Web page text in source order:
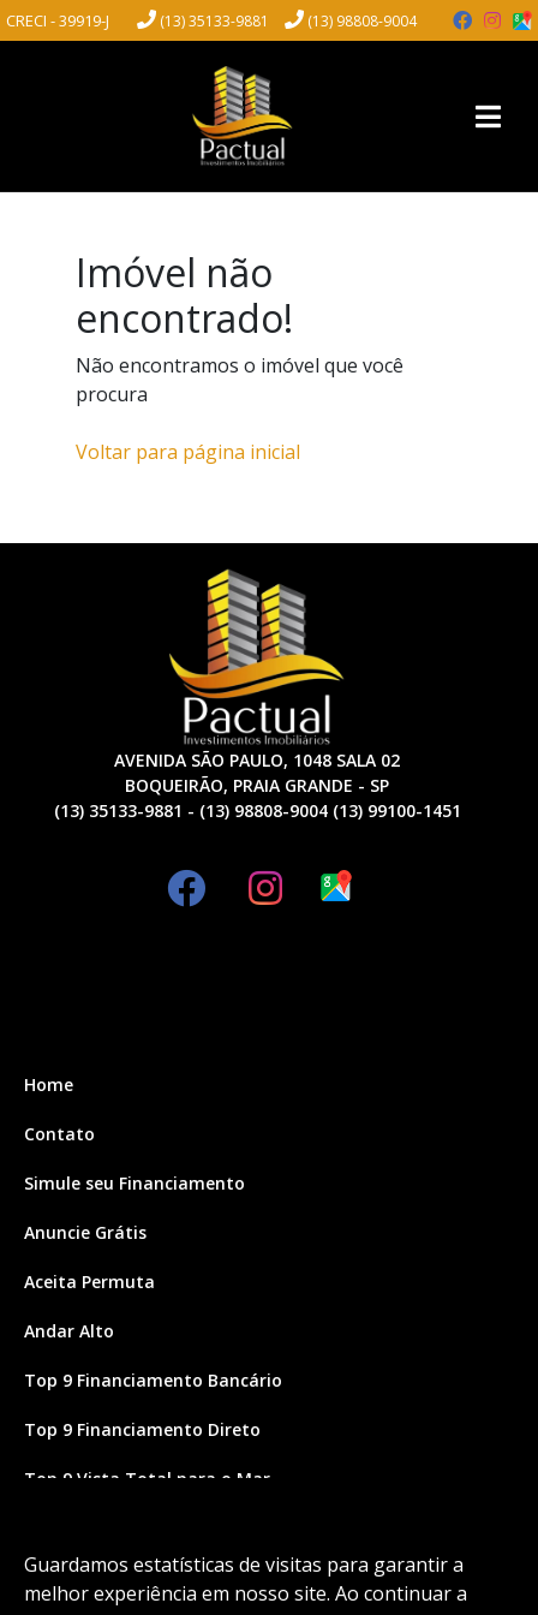
CRECI - 39919-J (13) 35133-9881 (13) 98808-9004
Imóvel não
encontrado!
Não encontramos o imóvel que você
procura
Voltar para página inicial
Guardamos estatísticas de visitas para garantir a
melhor experiência em nosso site. Ao continuar a
AVENIDA SÃO PAULO, 1048 SALA 02
BOQUEIRÃO, PRAIA GRANDE - SP
(13) 35133-9881 - (13) 98808-9004 (13) 99100-1451
Home
Contato
Simule seu Financiamento
Anuncie Grátis
Aceita Permuta
Andar Alto
Top 9 Financiamento Bancário
Top 9 Financiamento Direto
Top 9 Vista Total para o Mar
Site feito por Coruja Sistemas